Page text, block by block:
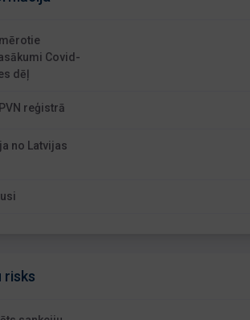
Covid-
dēļ
reģistrā
no Latvijas
risks